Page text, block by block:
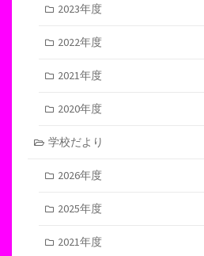
2023年度
2022年度
2021年度
2020年度
学校だより
2026年度
2025年度
2021年度